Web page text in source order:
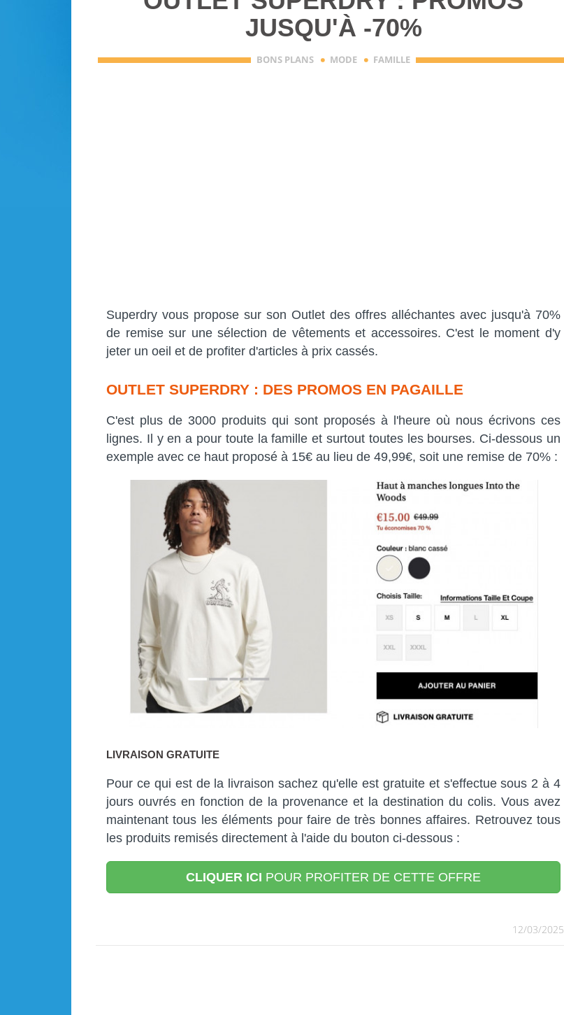
JUSQU'À -70%
BONS PLANS · MODE · FAMILLE
Superdry vous propose sur son Outlet des offres alléchantes avec jusqu'à 70%
de remise sur une sélection de vêtements et accessoires. C'est le moment d'y
jeter un oeil et de profiter d'articles à prix cassés.
OUTLET SUPERDRY : DES PROMOS EN PAGAILLE
C'est plus de 3000 produits qui sont proposés à l'heure où nous écrivons ces
lignes. Il y en a pour toute la famille et surtout toutes les bourses. Ci-dessous un
exemple avec ce haut proposé à 15€ au lieu de 49,99€, soit une remise de 70% :
LIVRAISON GRATUITE
Pour ce qui est de la livraison sachez qu'elle est gratuite et s'effectue sous 2 à 4
jours ouvrés en fonction de la provenance et la destination du colis. Vous avez
maintenant tous les éléments pour faire de très bonnes affaires. Retrouvez tous
les produits remisés directement à l'aide du bouton ci-dessous :
CLIQUER ICI POUR PROFITER DE CETTE OFFRE
12/03/2025